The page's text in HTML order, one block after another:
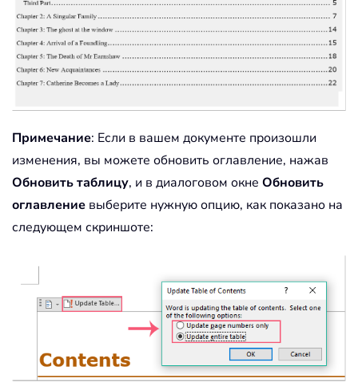
Примечание: Если в вашем документе произошли
изменения, вы можете обновить оглавление, нажав
Обновить таблицу, и в диалоговом окне Обновить
оглавление выберите нужную опцию, как показано на
следующем скриншоте: